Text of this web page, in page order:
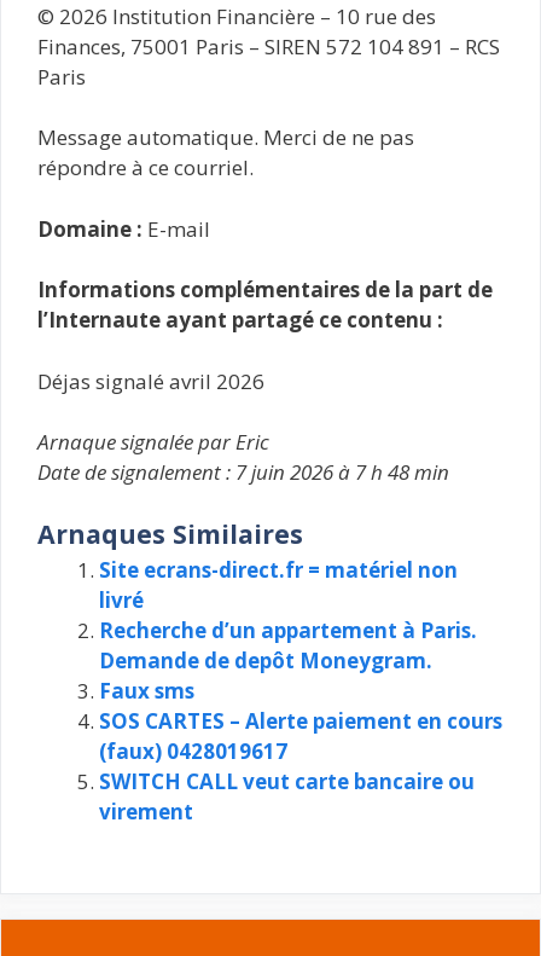
© 2026 Institution Financière – 10 rue des
Finances, 75001 Paris – SIREN 572 104 891 – RCS
Paris
Message automatique. Merci de ne pas
répondre à ce courriel.
Domaine : E-mail
Informations complémentaires de la part de
l’Internaute ayant partagé ce contenu :
Déjas signalé avril 2026
Arnaque signalée par Eric
Date de signalement : 7 juin 2026 à 7 h 48 min
Arnaques Similaires
Site ecrans-direct.fr = matériel non
livré
Recherche d’un appartement à Paris.
Demande de depôt Moneygram.
Faux sms
SOS CARTES – Alerte paiement en cours
(faux) 0428019617
SWITCH CALL veut carte bancaire ou
virement